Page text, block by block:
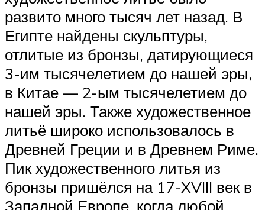
развито много тысяч лет назад. В
Египте найдены скульптуры,
отлитые из бронзы, датирующиеся
3-им тысячелетием до нашей эры,
в Китае — 2-ым тысячелетием до
нашей эры. Также художественное
литьё широко использовалось в
Древней Греции и в Древнем Риме.
Пик художественного литья из
бронзы пришёлся на 17-XVIII век в
Западной Европе, когда любой